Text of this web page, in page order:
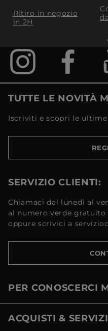
Ritiro in negozio
in 2H
TUTTE LE NOVITÀ
Iscriviti e scopri le
SERVIZIO CLIENTI:
Chiamaci dal lunedì al
al numero verde gratuito
oppure scrivici a
PER CONOSCERCI
ACQUISTI & SERVIZI